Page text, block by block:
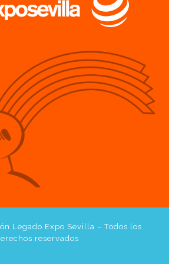
Legado Expo Sevilla – Todos los
reservados